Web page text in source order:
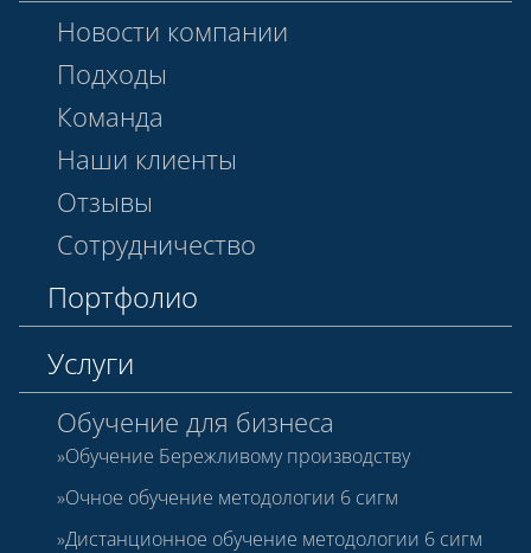
Новости компании
Подходы
Команда
Наши клиенты
Отзывы
Сотрудничество
Портфолио
Услуги
Обучение для бизнеса
Обучение Бережливому производству
Очное обучение методологии 6 сигм
Дистанционное обучение методологии 6 сигм